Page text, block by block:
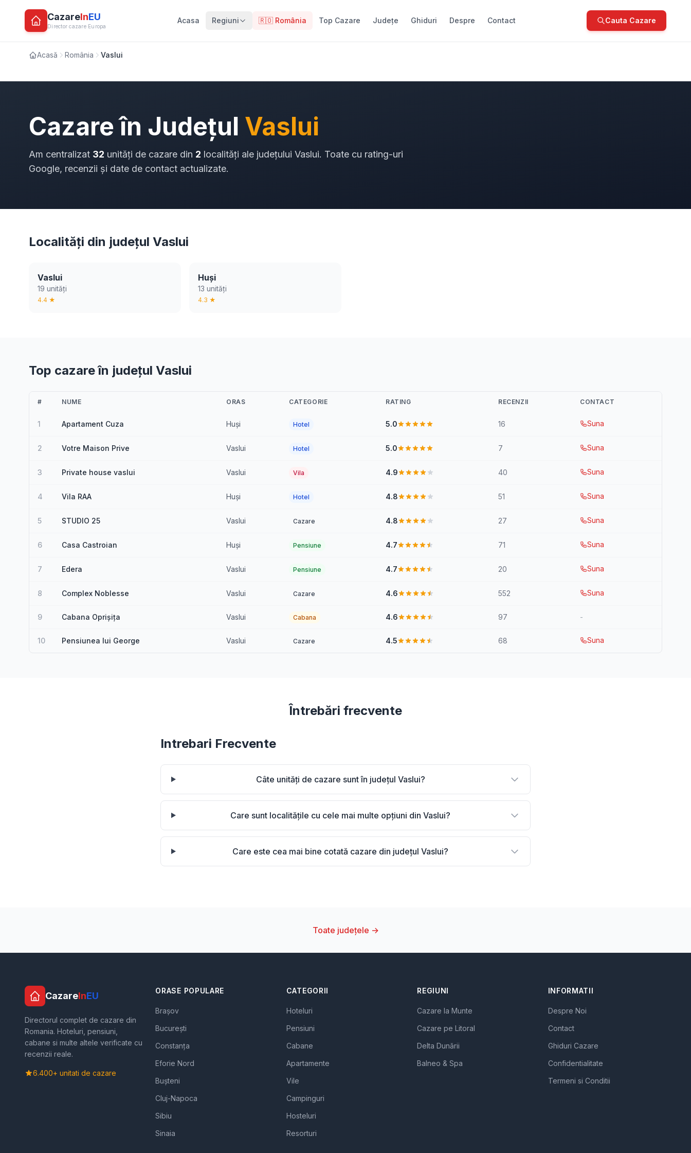
CazareInEU
Director cazare Europa
Acasa Regiuni 🇷🇴 România Top Cazare Județe Ghiduri Despre Contact Cauta Cazare
Acasă România Vaslui
Cazare în Județul Vaslui
Am centralizat 32 unități de cazare din 2 localități ale județului Vaslui. Toate cu rating-uri
Google, recenzii și date de contact actualizate.
Localități din județul Vaslui
Vaslui
19 unități
4.4 ★
Huși
13 unități
4.3 ★
Top cazare în județul Vaslui
# NUME ORAS CATEGORIE RATING RECENZII CONTACT
1 Apartament Cuza Huși Hotel 5.0 16 Suna
2 Votre Maison Prive Vaslui Hotel 5.0 7 Suna
3 Private house vaslui Vaslui Vila 4.9 40 Suna
4 Vila RAA Huși Hotel 4.8 51 Suna
5 STUDIO 25 Vaslui Cazare 4.8 27 Suna
6 Casa Castroian Huși Pensiune 4.7 71 Suna
7 Edera Vaslui Pensiune 4.7 20 Suna
8 Complex Noblesse Vaslui Cazare 4.6 552 Suna
9 Cabana Oprișița Vaslui Cabana 4.6 97 -
10 Pensiunea lui George Vaslui Cazare 4.5 68 Suna
Întrebări frecvente
Intrebari Frecvente
Câte unități de cazare sunt în județul Vaslui?
Care sunt localitățile cu cele mai multe opțiuni din Vaslui?
Care este cea mai bine cotată cazare din județul Vaslui?
Toate județele →
CazareInEU
Directorul complet de cazare din
Romania. Hoteluri, pensiuni,
cabane si multe altele verificate cu
recenzii reale.
6.400+ unitati de cazare
ORASE POPULARE
Brașov
București
Constanța
Eforie Nord
Bușteni
Cluj-Napoca
Sibiu
Sinaia
CATEGORII
Hoteluri
Pensiuni
Cabane
Apartamente
Vile
Campinguri
Hosteluri
Resorturi
REGIUNI
Cazare la Munte
Cazare pe Litoral
Delta Dunării
Balneo & Spa
INFORMATII
Despre Noi
Contact
Ghiduri Cazare
Confidentialitate
Termeni si Conditii